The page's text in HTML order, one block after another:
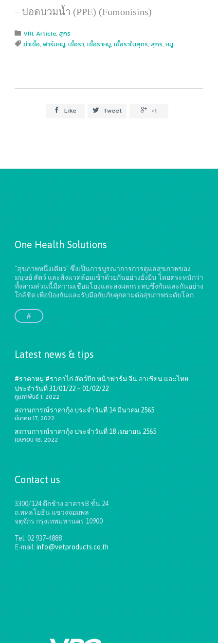
– ปอดบวมน้ำ (PPE) (Fumonisins)
 Category
VRI, Article, สุกร
 Tags
ฆ่าเชื้อ, ฟาร์มหมู, เชื้อรา, เชื้อราหมู, เชื้อราในสุกร, สุกร, หมู
 Like  Tweet  +1
One Health Solutions
"สุขภาพหนึ่งเดียว" ซึ่งเป็นการบูรณาการการดูแลสุขภาพของ
มนุษย์ สัตว์ และสิ่งแวดล้อมเข้าด้วยกันอย่างยั่งยืนโดยตระหนักว่า
ทั้งสามส่วนนี้มีความเชื่อมโยงและส่งผลกระทบซึ่งกันและกันอย่าง
ใกล้ชิด เพื่อป้องกันและรับมือกับภัยคุกคามต่อสุขภาพระดับโลก
#
Latest news & tips
#ราคาหมู #ราคาไก่ สัตว์ปีก หน้าฟาร์ม จีน อาเชียน และไทย
ประจำวันที่ 31/01/22 – 01/02/22
กุมภาพันธ์ 1, 2022
สถานการณ์ราคากุ้ง ประจำวันที่ 14 มีนาคม 2565
มีนาคม 17, 2022
สถานการณ์ราคากุ้ง ประจำวันที่ 18 เมษายน 2565
เมษายน 18, 2022
Contact us
3300/124 ตึกช้าง อาคารB ชั้น 24
ถ.พหลโยธิน แขวงจอมพล
จตุจักร กรุงเทพมหานคร 10900
Tel: 02 937-4888
E-mail: info@vetproducts.co.th